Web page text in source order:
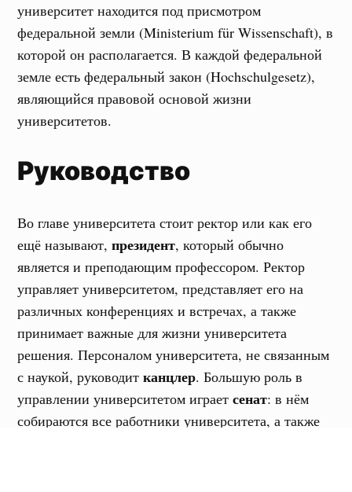
университет находится под присмотром
федеральной земли (Ministerium für Wissenschaft), в
которой он располагается. В каждой федеральной
земле есть федеральный закон (Hochschulgesetz),
являющийся правовой основой жизни
университетов.
Руководство
Во главе университета стоит ректор или как его
ещё называют,президент, который обычно
является и преподающим профессором. Ректор
управляет университетом, представляет его на
различных конференциях и встречах, а также
принимает важные для жизни университета
решения. Персоналом университета, не связанным
с наукой, руководитканцлер. Большую роль в
управлении университетом играетсенат: в нём
собираются все работники университета, а также